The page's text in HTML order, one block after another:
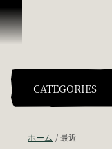
スキップしてコンテ
CATEGORIES
ホーム 最近